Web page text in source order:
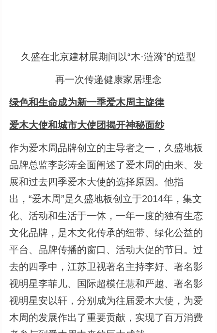
久盛在北京建材展期间以“木·涟漪”的造型
再一次传递健康家居理念
绿色和生命成为新一季爱木周主旋律
爱木大使和城市大使团揭开神秘面纱
作为爱木周品牌创立的主导者之一，久盛地板
品牌总监李彭涛全面阐述了爱木周的由来、发
展和过去四季爱木大使的选择原因。他指
出，“爱木周”是久盛地板创立于2014年，集文
化、活动和生活于一体，一年一度的独有生态
文化品牌，是木文化传承的纽带、绿化公益的
平台、品牌传播的窗口、活动大促的节日。过
去的四季中，江苏卫视著名主持李好、著名影
视明星李菲儿、国际超模任慧和严越、著名影
视明星安以轩，分别成为往届爱木大使，为爱
木周的发展作出了重要贡献，实现了百万消费